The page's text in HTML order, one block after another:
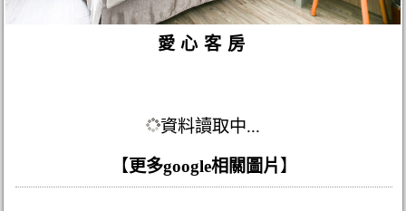
愛心客房
資料讀取中...
【更多google相關圖片 】